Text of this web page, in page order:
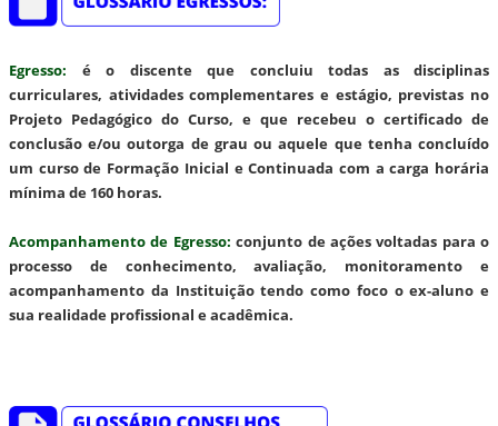
Egresso: é o discente que concluiu todas as disciplinas
curriculares, atividades complementares e estágio, previstas no
Projeto Pedagógico do Curso, e que recebeu o certificado de
conclusão e/ou outorga de grau ou aquele que tenha concluído
um curso de Formação Inicial e Continuada com a carga horária
mínima de 160 horas.
Acompanhamento de Egresso: conjunto de ações voltadas para o
processo de conhecimento, avaliação, monitoramento e
acompanhamento da Instituição tendo como foco o ex-aluno e
sua realidade profissional e acadêmica.